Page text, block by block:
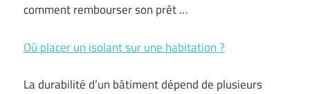
comment rembourser son prêt …
Où placer un isolant sur une habitation ?
La durabilité d’un bâtiment dépend de plusieurs